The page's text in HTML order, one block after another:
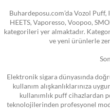
Buhardeposu.com’da Vozol Puff,
HEETS, Vaporesso, Voopoo,
kategorileri yer almaktadır.
ve yeni ürünlerle
Elektronik sigara dünyasında
kullanım alışkanlıklarınıza
kullanımlık puff cihazlardan
teknolojilerinden profesyonel